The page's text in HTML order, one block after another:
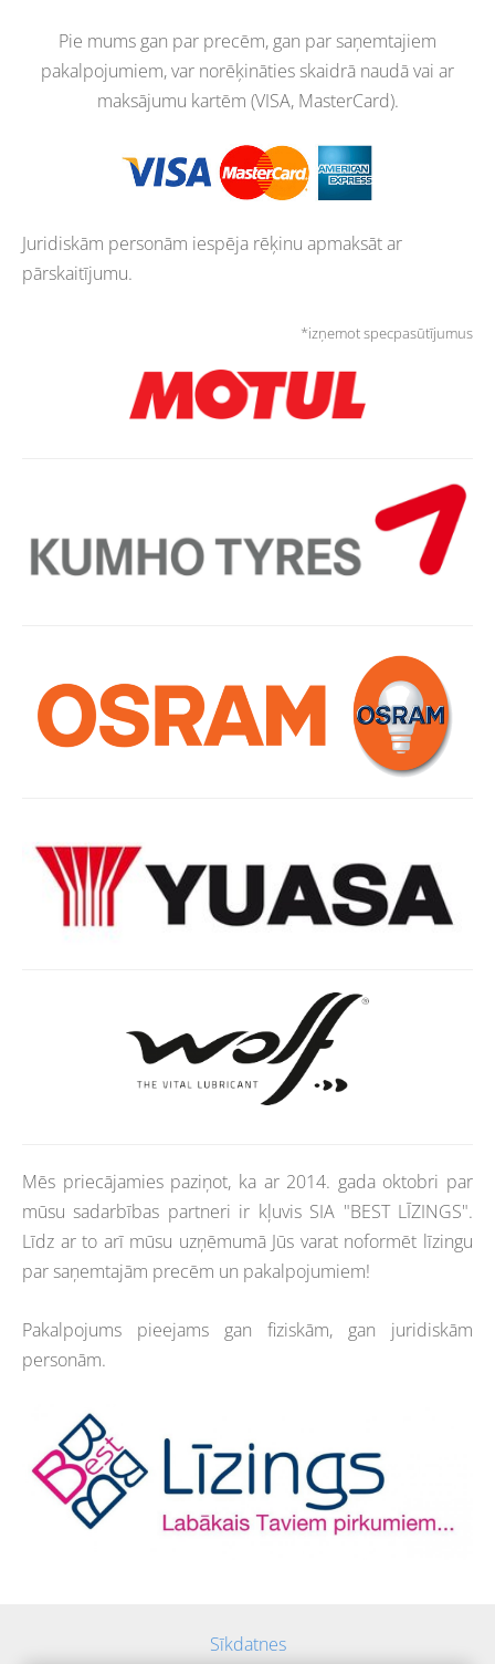
Pie mums gan par precēm, gan par saņemtajiem
pakalpojumiem, var norēķināties skaidrā naudā vai ar
maksājumu kartēm (VISA, MasterCard).
Juridiskām personām iespēja rēķinu apmaksāt ar
pārskaitījumu.
*izņemot specpasūtījumus
Mēs priecājamies paziņot, ka ar 2014. gada oktobri par
mūsu sadarbības partneri ir kļuvis SIA "BEST LĪZINGS".
Līdz ar to arī mūsu uzņēmumā Jūs varat noformēt līzingu
par saņemtajām precēm un pakalpojumiem!
Pakalpojums pieejams gan fiziskām, gan juridiskām
personām.
Sīkdatnes